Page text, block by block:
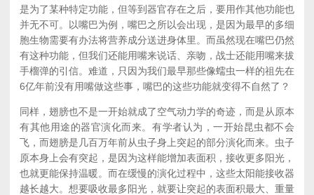
是为了某种特定功能，但等到器官存在之后，要用作其他功能也
并无不可。以嘴巴为例，嘴巴之所以会出现，是因为最早的多细
胞生物需要有办法将营养成分送进身体里。而虽然现在嘴巴仍然
有这种功能，但我们还能用嘴来说话、亲吻，战士还能用嘴来拔
手榴弹的引信。难道，只因为我们最早那些像蠕虫一样的祖先在
6亿年前没有用嘴做这些事，嘴巴的这些功能就变得不自然了？
同样，翅膀也不是一开始就成了空气动力学的奇迹，而是从原本
有其他用途的器官演化而来。有学者认为，一开始昆虫都不会
飞，而翅膀是几百万年前从虫子身上突起的部分演化而来。虫子
原本身上会有突起，是因为这样能增加表面积，接收更多阳光，
也就更能保持温暖。而在缓慢的演化过程中，这些太阳能接收器
越长越大。想要吸收最多阳光，就要让突起的表面积最大、重量